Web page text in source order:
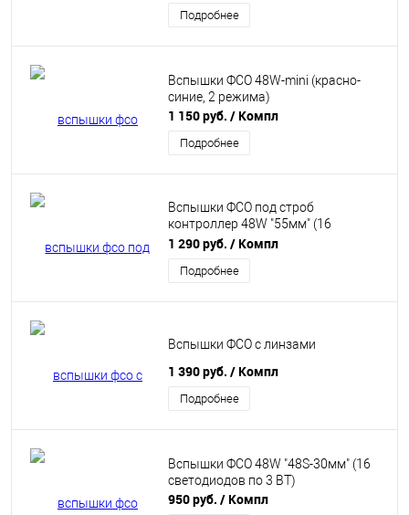
Подробнее
Вспышки ФСО 48W-mini (красно-
синие, 2 режима)
1 150 руб. / Компл
Подробнее
Вспышки ФСО под строб
контроллер 48W "55мм" (16
светодиодов по 3 ВТ)
1 290 руб. / Компл
Подробнее
Вспышки ФСО с линзами
1 390 руб. / Компл
Подробнее
Вспышки ФСО 48W "48S-30мм" (16
светодиодов по 3 ВТ)
950 руб. / Компл